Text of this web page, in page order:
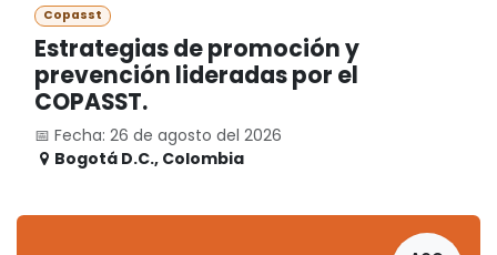
Copasst
Estrategias de promoción y
prevención lideradas por el
COPASST.
📅 Fecha: 26 de agosto del 2026
Bogotá D.C., Colombia